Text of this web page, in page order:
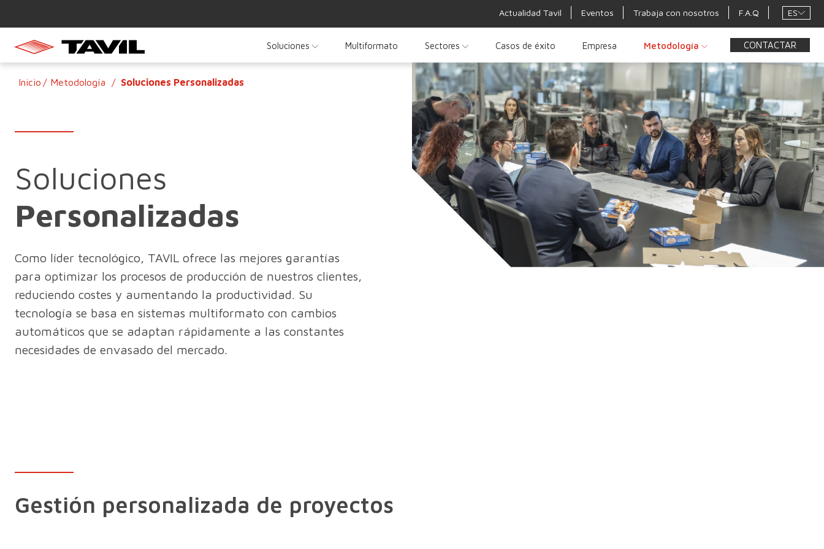
Actualidad Tavil Eventos Trabaja con nosotros F.A.Q ES
Soluciones Multiformato Sectores Casos de éxito Empresa Metodología CONTACTAR
Inicio Metodología Soluciones Personalizadas
Soluciones
Personalizadas
Como líder tecnológico, TAVIL ofrece las mejores garantías
para optimizar los procesos de producción de nuestros clientes,
reduciendo costes y aumentando la productividad. Su
tecnología se basa en sistemas multiformato con cambios
automáticos que se adaptan rápidamente a las constantes
necesidades de envasado del mercado.
Gestión personalizada de proyectos